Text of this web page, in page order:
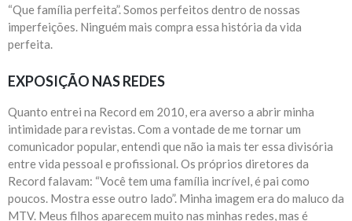
“Que família perfeita”. Somos perfeitos dentro de nossas
imperfeições. Ninguém mais compra essa história da vida
perfeita.
EXPOSIÇÃO NAS REDES
Quanto entrei na Record em 2010, era averso a abrir minha
intimidade para revistas. Com a vontade de me tornar um
comunicador popular, entendi que não ia mais ter essa divisória
entre vida pessoal e profissional. Os próprios diretores da
Record falavam: “Você tem uma família incrível, é pai como
poucos. Mostra esse outro lado”. Minha imagem era do maluco da
MTV. Meus filhos aparecem muito nas minhas redes, mas é